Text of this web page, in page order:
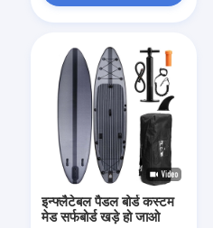
इन्फ्लैटेबल पैडल बोर्ड कस्टम
मेड सर्फबोर्ड खड़े हो जाओ